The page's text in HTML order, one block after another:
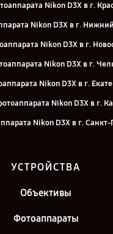
Nikon D3X в г.
Nikon D3X в г.
Nikon D3X в г.
Nikon D3X в г.
Nikon D3X в г.
Nikon D3X в г.
Nikon D3X в г. Санкт-
УСТРОЙСТВА
Объективы
Фотоаппараты